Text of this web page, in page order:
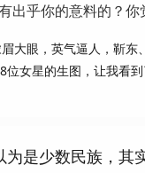
出乎你的意料的？你
大眼，英气逼人，靳东
位女星的生图，让我看
为是少数民族，其